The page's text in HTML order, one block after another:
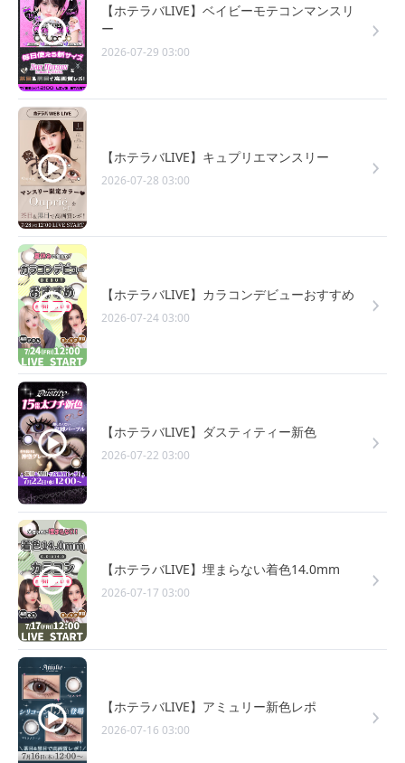
【ホテラバLIVE】ベイビーモテコンマンスリ
ー
2026-07-29 03:00
【ホテラバLIVE】キュプリエマンスリー
2026-07-28 03:00
【ホテラバLIVE】カラコンデビューおすすめ
2026-07-24 03:00
【ホテラバLIVE】ダスティティー新色
2026-07-22 03:00
【ホテラバLIVE】埋まらない着色14.0mm
2026-07-17 03:00
【ホテラバLIVE】アミュリー新色レポ
2026-07-16 03:00